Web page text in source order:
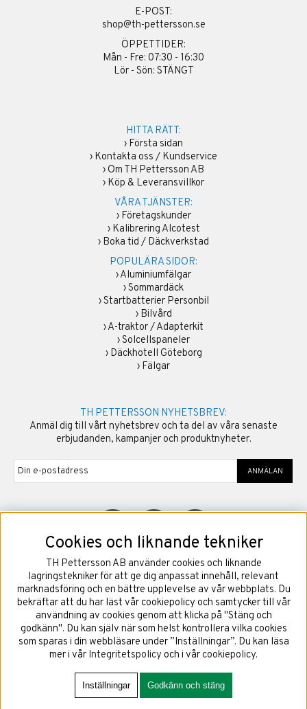
E-POST:
shop@th-pettersson.se
ÖPPETTIDER:
Mån - Fre: 07:30 - 16:30
Lör - Sön: STÄNGT
HITTA RÄTT:
› Första sidan
› Kontakta oss / Kundservice
› Om TH Pettersson AB
› Köp & Leveransvillkor
VÅRA TJÄNSTER:
› Företagskunder
› Kalibrering Alcotest
› Boka tid / Däckverkstad
POPULÄRA SIDOR:
›Aluminiumfälgar
›Sommardäck
›Startbatterier Personbil
› Bilvård
›A-traktor / Adapterkit
›Solcellspaneler
› Däckhotell Göteborg
› Fälgar
TH PETTERSSON NYHETSBREV:
Anmäl dig till vårt nyhetsbrev och ta del av våra senaste
erbjudanden, kampanjer och produktnyheter.
ANMÄLAN
©2026Copyright TH Pettersson AB
Cookies och liknande tekniker
TH Pettersson AB använder cookies och liknande
lagringstekniker för att ge dig anpassat innehåll, relevant
marknadsföring och en bättre upplevelse av vår webbplats. Du
bekräftar att du har läst vår cookiepolicy och samtycker till vår
användning av cookies genom att klicka på "Stäng och
godkänn". Du kan själv när som helst kontrollera vilka cookies
som sparas i din webbläsare under ”Inställningar”. Du kan läsa
mer i vår Integritetspolicy och i vår cookiepolicy.
Inställningar Godkänn och stäng